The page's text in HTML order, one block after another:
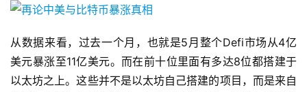
从数据来看，过去一个月，也就是5月整个Defi市场从4亿
美元暴涨至11亿美元。而在前十位里面有多达8位都搭建于
以太坊之上。这些并不是以太坊自己搭建的项目，而是来自